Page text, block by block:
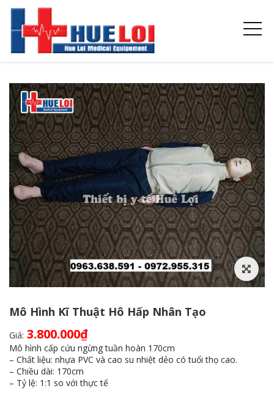
Mô Hình Kĩ Thuật Hô Hấp Nhân Tạo
Giá: 3.800.000₫
Mô hình cấp cứu ngừng tuần hoàn 170cm
– Chất liệu: nhựa PVC và cao su nhiệt dẻo có tuổi thọ cao.
– Chiều dài: 170cm
– Tỷ lệ: 1:1 so với thực tế